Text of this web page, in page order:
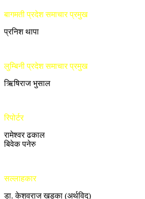
बागमती प्रदेश समाचार प्रमुख
प्रनिश थापा
लुम्बिनी प्रदेश समाचार प्रमुख
ऋिषिराज भुसाल
रिपोर्टर
रामेश्वर ढकाल
बिवेक पनेरु
सल्लाहकार
डा. केशवराज खड्का (अर्थविद्)